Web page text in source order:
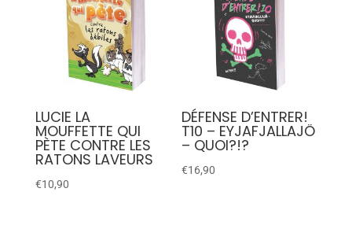
LUCIE LA
MOUFFETTE QUI
PÈTE CONTRE LES
RATONS LAVEURS
€10,90
DÉFENSE D’ENTRER!
T10 – EYJAFJALLAJÖ
– QUOI?!?
€16,90